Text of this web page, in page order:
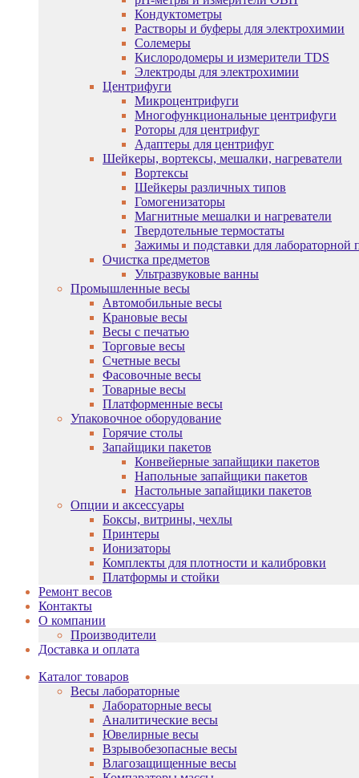
Кондуктометры
Растворы и буферы для электрохимии
Солемеры
Кислородомеры и измерители TDS
Электроды для электрохимии
Центрифуги
Микроцентрифуги
Многофункциональные центрифуги
Роторы для центрифуг
Адаптеры для центрифуг
Шейкеры, вортексы, мешалки, нагреватели
Вортексы
Шейкеры различных типов
Гомогенизаторы
Магнитные мешалки и нагреватели
Твердотельные термостаты
Зажимы и подставки для лабораторной
Очистка предметов
Ультразвуковые ванны
Промышленные весы
Автомобильные весы
Крановые весы
Весы с печатью
Торговые весы
Счетные весы
Фасовочные весы
Товарные весы
Платформенные весы
Упаковочное оборудование
Горячие столы
Запайщики пакетов
Конвейерные запайщики пакетов
Напольные запайщики пакетов
Настольные запайщики пакетов
Опции и аксессуары
Боксы, витрины, чехлы
Принтеры
Ионизаторы
Комплекты для плотности и калибровки
Платформы и стойки
Ремонт весов
Контакты
О компании
Производители
Доставка и оплата
Каталог товаров
Весы лабораторные
Лабораторные весы
Аналитические весы
Ювелирные весы
Взрывобезопасные весы
Влагозащищенные весы